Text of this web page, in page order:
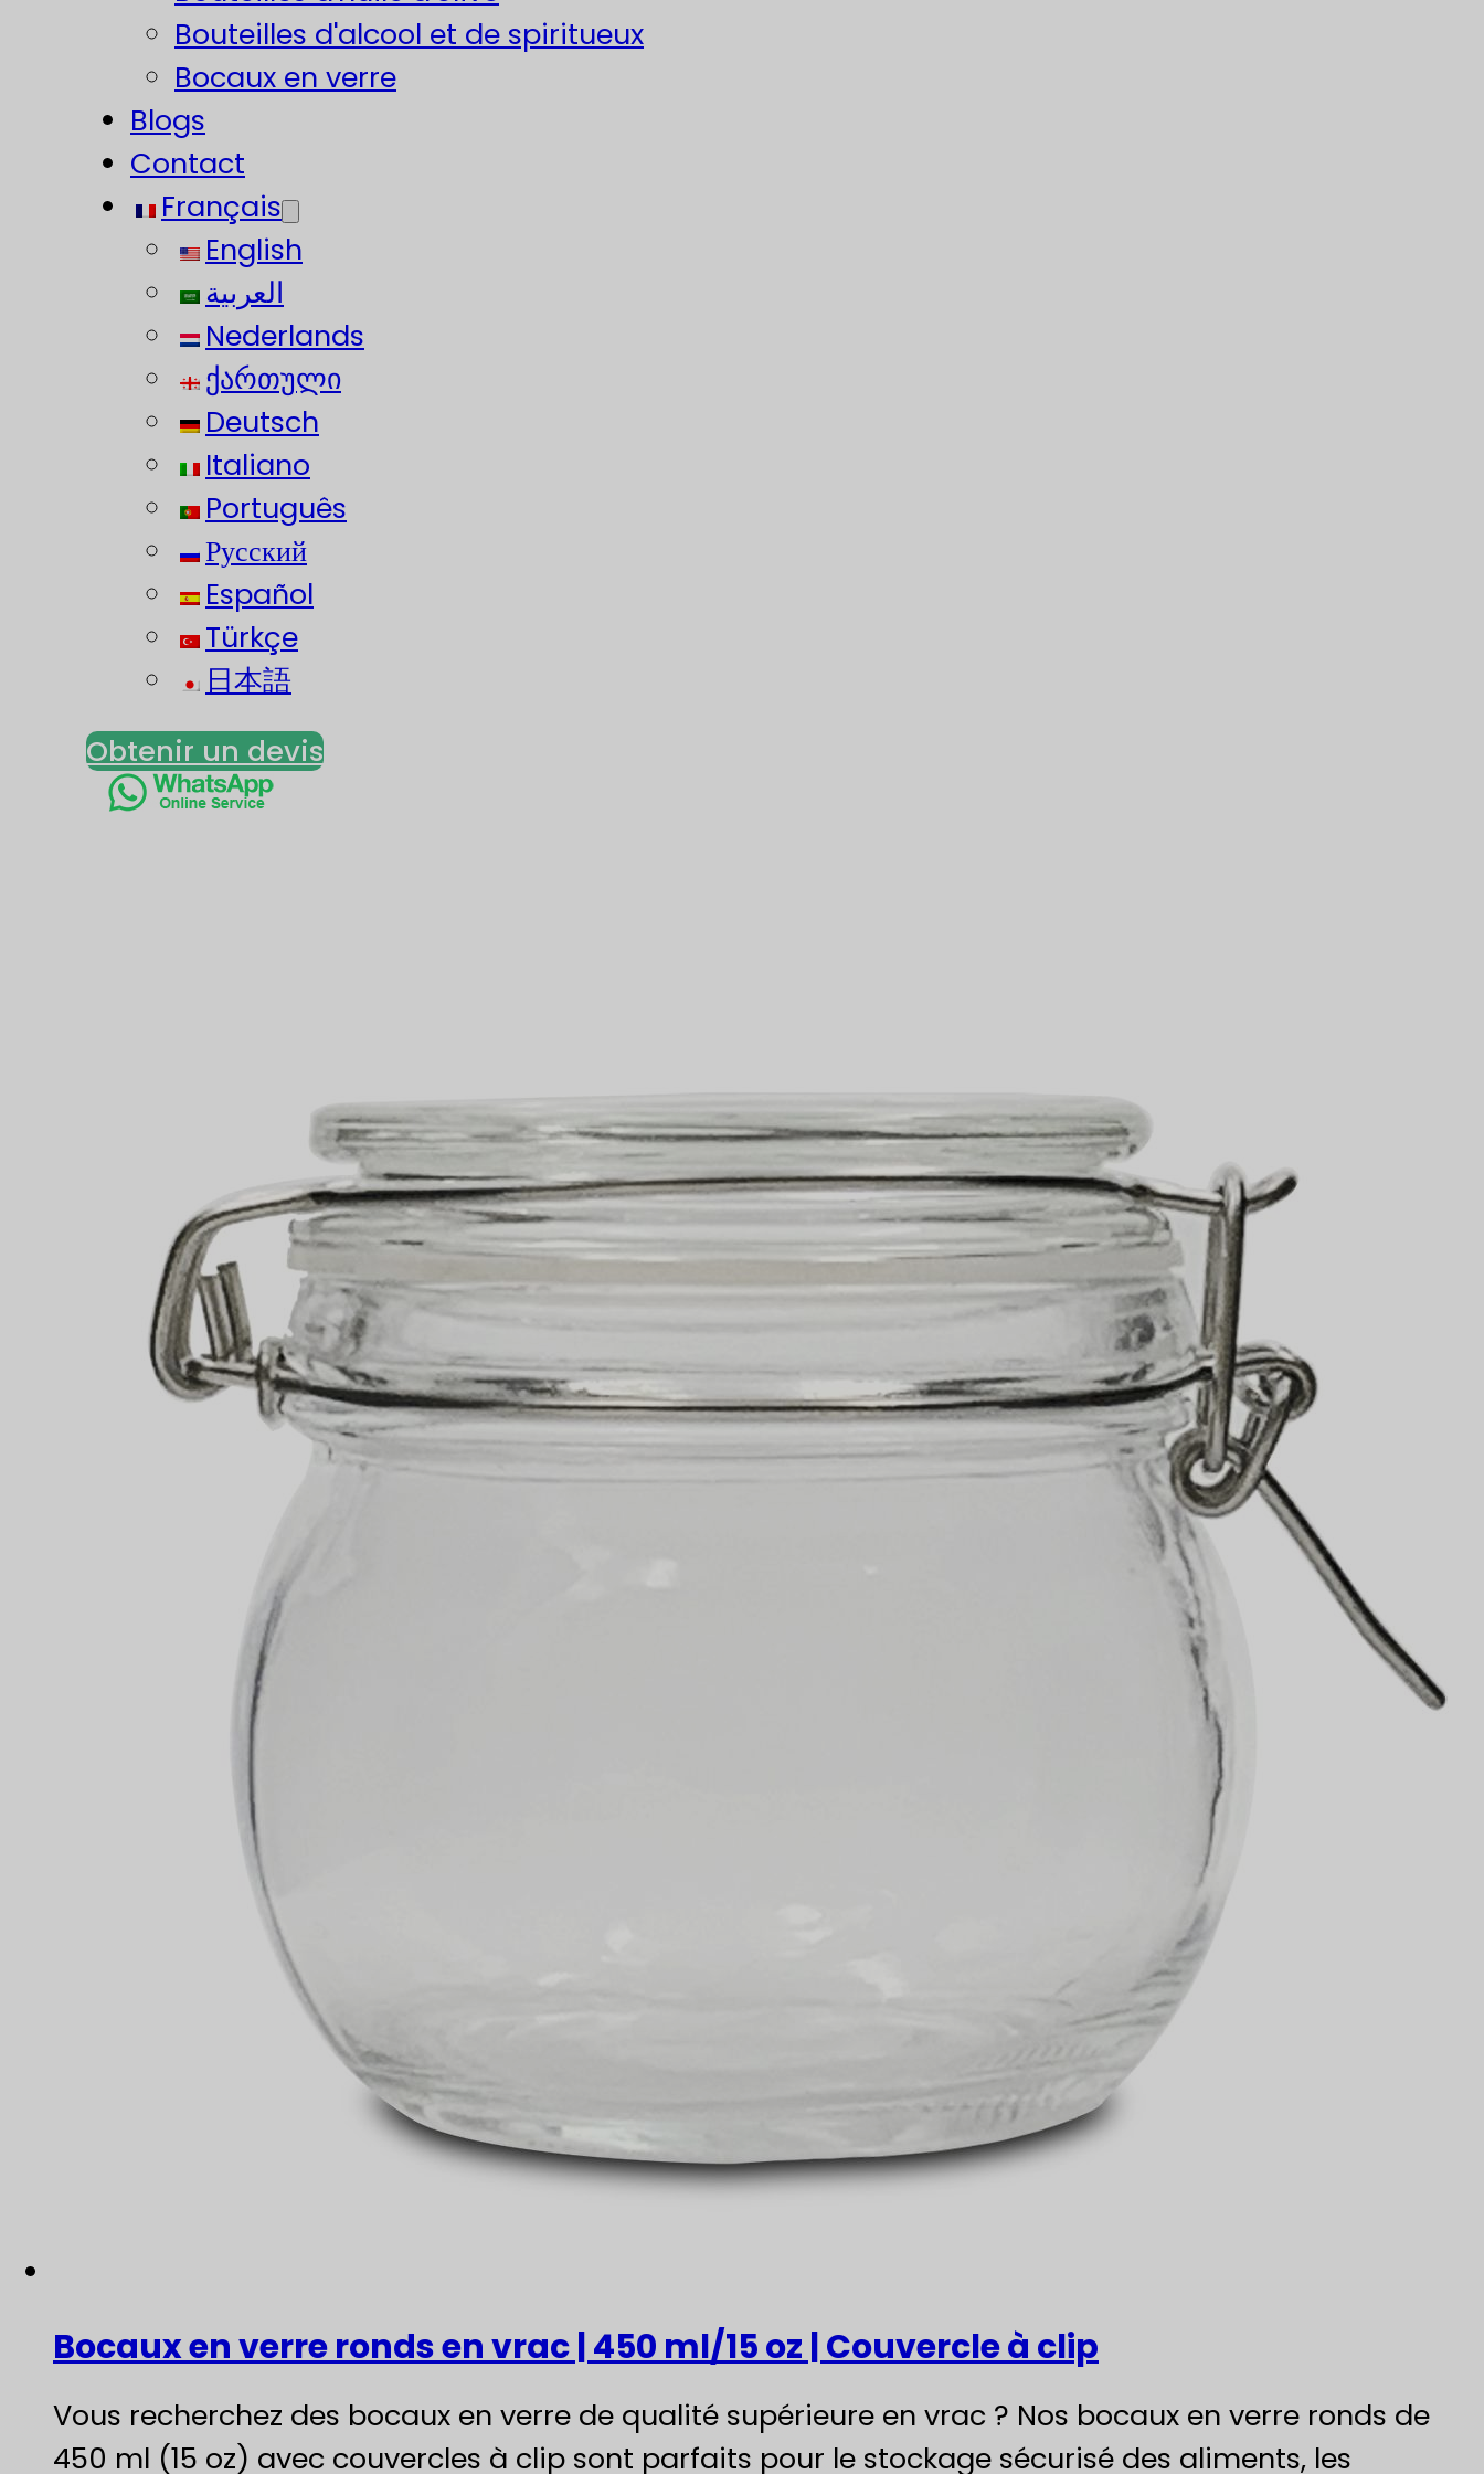
Bouteilles d'alcool et de spiritueux
Bocaux en verre
Blogs
Contact
Français
English
العربية
Nederlands
ქართული
Deutsch
Italiano
Português
Русский
Español
Türkçe
日本語
Obtenir un devis
Bocaux en verre ronds en vrac | 450 ml/15 oz | Couvercle à clip
Vous recherchez des bocaux en verre de qualité supérieure en vrac ? Nos bocaux en verre ronds de
450 ml (15 oz) avec couvercles à clip sont parfaits pour le stockage sécurisé des aliments, les